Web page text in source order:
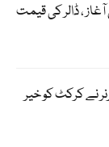
، ڈالر کی قیمت
ٹرنر نے کرکٹ کو خیر